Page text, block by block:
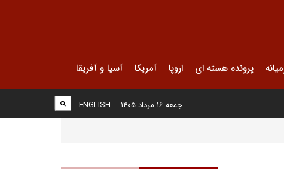
پرونده هسته ای اروپا آمریکا آسیا و آفریقا
ENGLISH جمعه ۱۶ مرداد ۱۴۰۵